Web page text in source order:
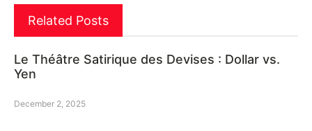
Related Posts
Le Théâtre Satirique des Devises : Dollar vs.
Yen
December 2, 2025